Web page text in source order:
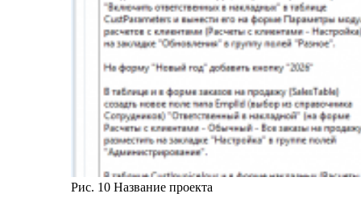
Рис. 10 Название проекта